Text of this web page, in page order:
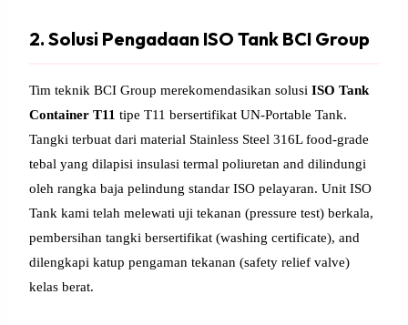
2. Solusi Pengadaan ISO Tank BCI Group
Tim teknik BCI Group merekomendasikan solusi ISO Tank
Container T11 tipe T11 bersertifikat UN-Portable Tank.
Tangki terbuat dari material Stainless Steel 316L food-grade
tebal yang dilapisi insulasi termal poliuretan and dilindungi
oleh rangka baja pelindung standar ISO pelayaran. Unit ISO
Tank kami telah melewati uji tekanan (pressure test) berkala,
pembersihan tangki bersertifikat (washing certificate), and
dilengkapi katup pengaman tekanan (safety relief valve)
kelas berat.